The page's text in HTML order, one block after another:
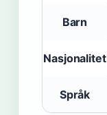
Barn
Nasjonalitet
Språk